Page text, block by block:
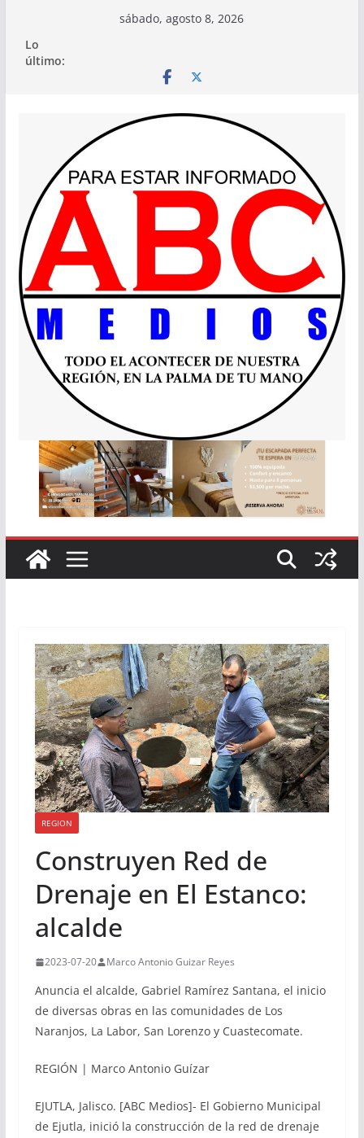
contenido
sábado, agosto 8, 2026
Lo
último:
REGION
Construyen Red de
Drenaje en El Estanco:
alcalde
2023-07-20 Marco Antonio Guizar Reyes
Anuncia el alcalde, Gabriel Ramírez Santana, el inicio
de diversas obras en las comunidades de Los
Naranjos, La Labor, San Lorenzo y Cuastecomate.
REGIÓN | Marco Antonio Guízar
EJUTLA, Jalisco. [ABC Medios]- El Gobierno Municipal
de Ejutla, inició la construcción de la red de drenaje